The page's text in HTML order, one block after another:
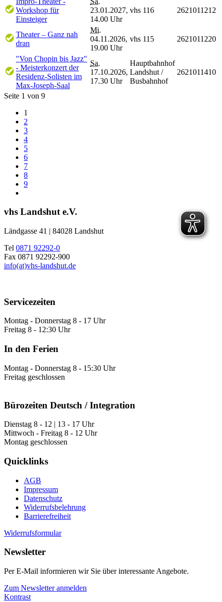
Workshop für
Einsteiger
23.01.2027,
14.00 Uhr
vhs 116 2621011212
Theater – Ganz nah
dran
Mi.
04.11.2026,
19.00 Uhr
vhs 115 2621011220
"Von Chopin bis Jazz"
- Meisterkonzert der
Residenz-Solisten im
Max-Joseph-Saal
Sa.
17.10.2026,
17.30 Uhr
Hauptbahnhof
Landshut /
Busbahnhof
2621011410
Seite 1 von 9
1
2
3
4
5
6
7
8
9
vhs Landshut e.V.
Ländgasse 41 | 84028 Landshut
Tel 0871 92292-0
Fax 0871 92292-900
info(at)vhs-landshut.de
Servicezeiten
Montag - Donnerstag 8 - 17 Uhr
Freitag 8 - 12:30 Uhr
In den Ferien
Montag - Donnerstag 8 - 15:30 Uhr
Freitag geschlossen
Bürozeiten Deutsch / Integration
Dienstag 8 - 12 | 13 - 17 Uhr
Mittwoch - Freitag 8 - 12 Uhr
Montag geschlossen
Quicklinks
AGB
Impressum
Datenschutz
Widerrufsbelehrung
Barrierefreiheit
Widerrufsformular
Newsletter
Per E-Mail informieren wir Sie über interessante Angebote.
Zum Newsletter anmelden
Kontrast